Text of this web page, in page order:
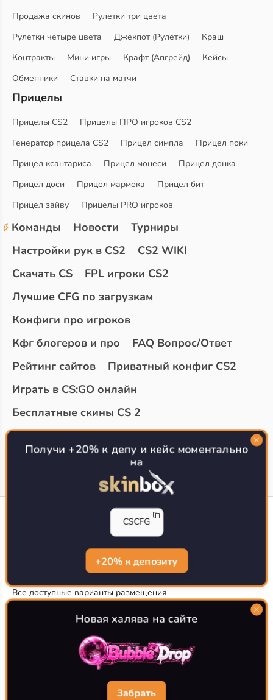
Продажа скинов
Рулетки три цвета
Рулетки четыре цвета
Джекпот (Рулетки)
Краш
Контракты
Мини игры Крафт (Апгрейд)
Кейсы
Обменники
Ставки на матчи
Прицелы
Прицелы CS2
Прицелы ПРО игроков CS2
Генератор прицела CS2
Прицел симпла
Прицел поки
Прицел ксантариса
Прицел монеси
Прицел донка
Прицел доси
Прицел мармока
Прицел бит
Прицел зайву
Прицелы PRO игроков
Команды Новости
Турниры
Настройки рук в CS2
CS2 WIKI
Скачать CS
FPL игроки CS2
Лучшие CFG по загрузкам
Конфиги про игроков
Кфг блогеров и про
FAQ Вопрос/Ответ
Рейтинг сайтов
Приватный конфиг CS2
Играть в CS:GO онлайн
Бесплатные скины CS 2
Топ сайтов с халявой КС 2
О проекте
CS-CONFIG.com © 2020-2026 г.
Политика конфиденциальности
РЕКЛАМА НА САЙТЕ
Все доступные варианты размещения
Согласие на обработку данных
О CS-CONFIG.COM
CFG pro CS 2 - именно это мы и размещаем на нашем
проекте, иными словами мы предоставляем пользователям
конфиги про игроков кс2. Также вы сможете
самостоятельно поделиться своими настройками с другими
WebZapusk.ru
Получи +20% к депу и кейс моментально
на
CSCFG
+20% к депозиту
Новая халява на сайте
Забрать